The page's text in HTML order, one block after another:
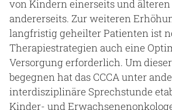
von Kindern einerseits und
andererseits. Zur weiteren
langfristig geheilter Patienten ist
Therapiestrategien auch eine
Versorgung erforderlich. Um
begegnen hat das CCCA unter
interdisziplinäre Sprechstunde
Kinder- und